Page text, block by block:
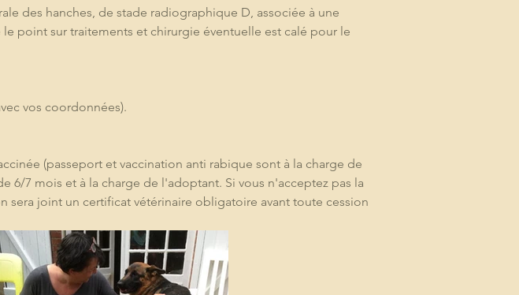
des hanches, de stade radiographique D, associée à une
point sur traitements et chirurgie éventuelle est calé pour le
vos coordonnées).
(passeport et vaccination anti rabique sont à la charge de
6/7 mois et à la charge de l'adoptant. Si vous n'acceptez pas la
joint un certificat vétérinaire obligatoire avant toute cession